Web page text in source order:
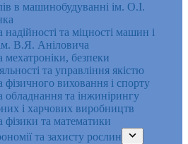
в машинобудуванні ім. О.І.
надійності та міцності машин і
В.Я. Аніловича
мехатроніки, безпеки
та управління якістю
фізичного виховання і спорту
обладнання та інжинірингу
і харчових виробництв
фізики та математики
та захисту рослин